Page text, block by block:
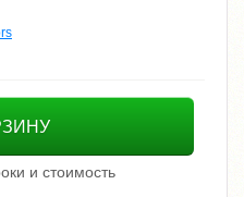
и стоимость